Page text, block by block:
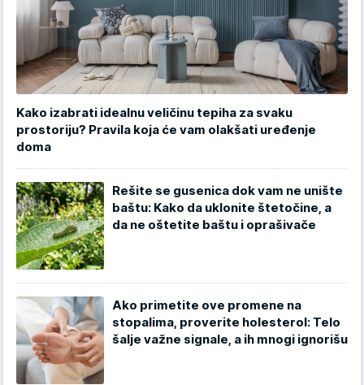
Kako izabrati idealnu veličinu tepiha za svaku
prostoriju? Pravila koja će vam olakšati uređenje
doma
Rešite se gusenica dok vam ne unište
baštu: Kako da uklonite štetočine, a
da ne oštetite baštu i oprašivače
Ako primetite ove promene na
stopalima, proverite holesterol: Telo
šalje važne signale, a ih mnogi ignorišu